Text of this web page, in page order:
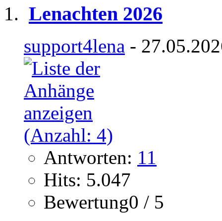
Lenachten 2026
support4lena -
Antworten: 11
Hits: 5.047
Bewertung0 / 5